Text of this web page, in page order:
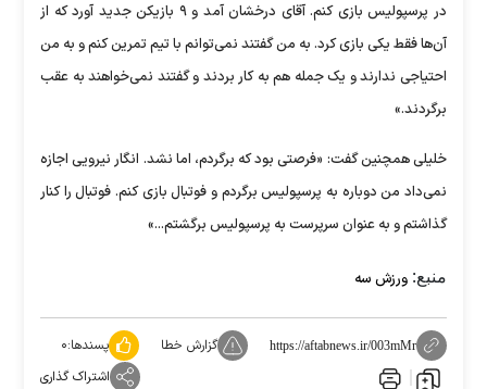
در پرسپولیس بازی کنم. آقای درخشان آمد و ۹ بازیکن جدید آورد که از
آن‌ها فقط یکی بازی کرد. به من گفتند نمی‌توانم با تیم تمرین کنم و به من
احتیاجی ندارند و یک جمله هم به کار بردند و گفتند نمی‌خواهند به عقب
برگردند.»
خلیلی همچنین گفت: «فرصتی بود که برگردم، اما نشد. انگار نیرویی اجازه
نمی‌داد من دوباره به پرسپولیس برگردم و فوتبال بازی کنم. فوتبال را کنار
گذاشتم و به عنوان سرپرست به پرسپولیس برگشتم...»
منبع: ورزش سه
https://aftabnews.ir/003mMr گزارش خطا پسندها:۰
اشتراک گذاری